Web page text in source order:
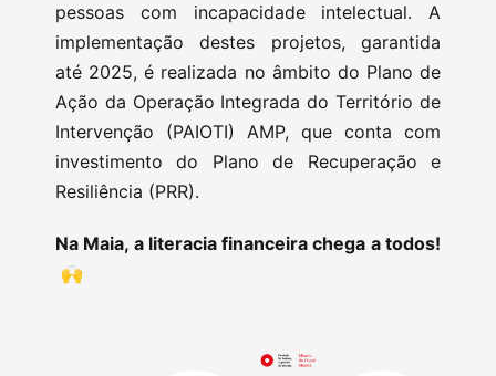
pessoas com incapacidade intelectual. A
implementação destes projetos, garantida
até 2025, é realizada no âmbito do Plano de
Ação da Operação Integrada do Território de
Intervenção (PAIOTI) AMP, que conta com
investimento do Plano de Recuperação e
Resiliência (PRR).
Na Maia, a literacia financeira chega a todos!
🙌